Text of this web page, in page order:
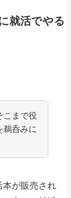
就活でやる
こまで役
鵜呑みに
本が販売され